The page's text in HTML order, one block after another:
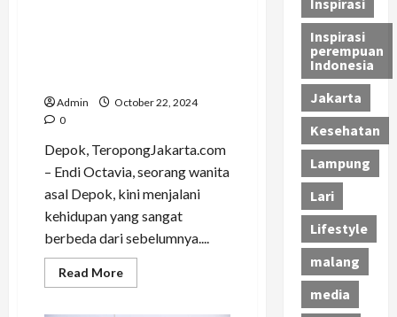
Admin
October 22, 2024
0
Depok, TeropongJakarta.com
– Endi Octavia, seorang wanita
asal Depok, kini menjalani
kehidupan yang sangat
berbeda dari sebelumnya....
Read MoreRead
more
Inspirasi
Inspirasi
perempuan
Indonesia
Jakarta
Kesehatan
Lampung
Lari
Lifestyle
malang
media